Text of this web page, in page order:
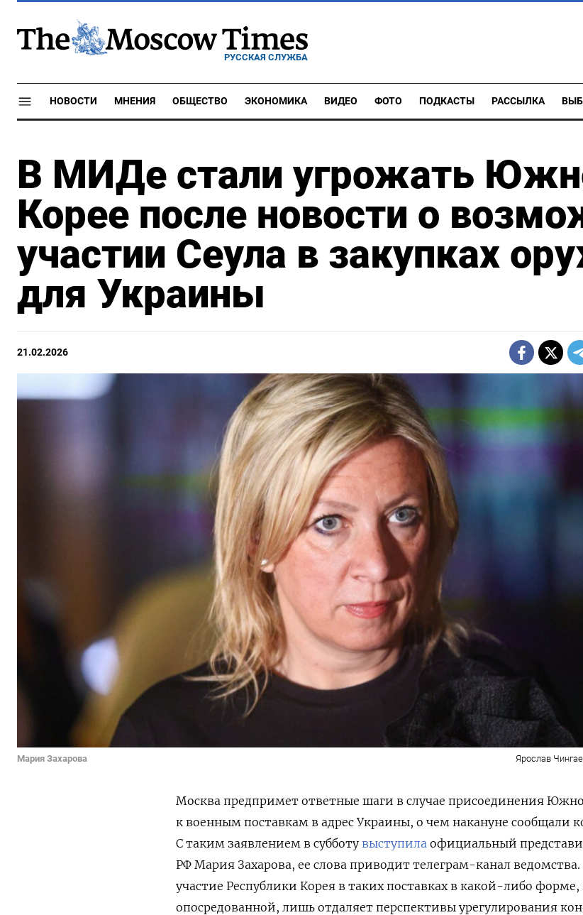
РУССКАЯ СЛУЖБА
НОВОСТИ МНЕНИЯ ОБЩЕСТВО ЭКОНОМИКА ВИДЕО ФОТО ПОДКАСТЫ РАССЫЛКА
В МИДе стали угрожать
Корее после новости о
участии Сеула в закупках
для Украины
21.02.2026
Мария Захарова Ярослав
Москва предпримет ответные шаги в случае присоединения
к военным поставкам в адрес Украины, о чем накануне сообщали
С таким заявлением в субботу выступила официальный
РФ Мария Захарова, ее слова приводит телеграм-канал
участие Республики Корея в таких поставках в какой-либо
опосредованной, лишь отдаляет перспективы урегулирования